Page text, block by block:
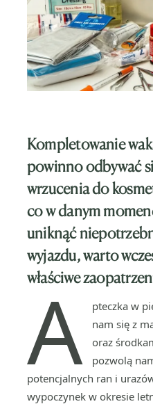
Kompletowanie
powinno odbywać
wrzucenia do
co w danym
uniknąć
wyjazdu, warto
właściwe
A
pteczka w
nam się z
oraz
pozwolą
potencjalnych ran i
wypoczynek w okresie